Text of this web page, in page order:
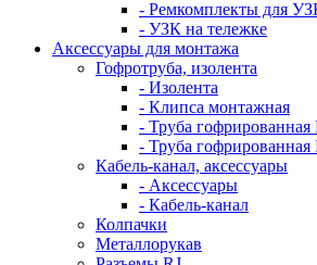
- Ремкомплекты для
- УЗК на тележке
Аксессуары для монтажа
Гофротруба, изолента
- Изолента
- Клипса монтажная
- Труба
- Труба
Кабель-канал, аксессуары
- Аксессуары
- Кабель-канал
Колпачки
Металлорукав